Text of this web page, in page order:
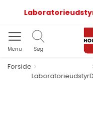
Menu Søg
Forside
Laboratorieudstyr